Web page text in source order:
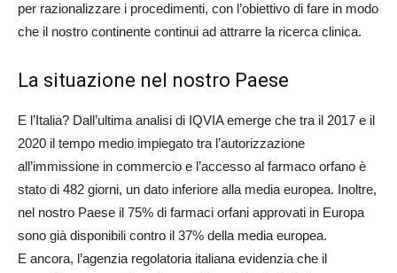
per razionalizzare i procedimenti, con l’obiettivo di fare in modo
che il nostro continente continui ad attrarre la ricerca clinica.
La situazione nel nostro Paese
E l’Italia? Dall’ultima analisi di IQVIA emerge che tra il 2017 e il
2020 il tempo medio impiegato tra l’autorizzazione
all’immissione in commercio e l’accesso al farmaco orfano è
stato di 482 giorni, un dato inferiore alla media europea. Inoltre,
nel nostro Paese il 75% di farmaci orfani approvati in Europa
sono già disponibili contro il 37% della media europea.
E ancora, l’agenzia regolatoria italiana evidenzia che il